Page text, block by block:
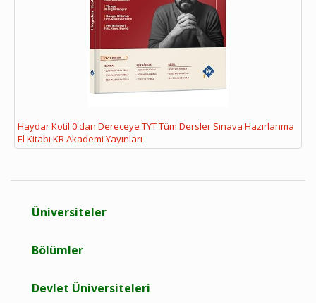
Haydar Kotil 0'dan Dereceye TYT Tüm Dersler Sınava Hazırlanma
El Kitabı KR Akademi Yayınları
Üniversiteler
Bölümler
Devlet Üniversiteleri